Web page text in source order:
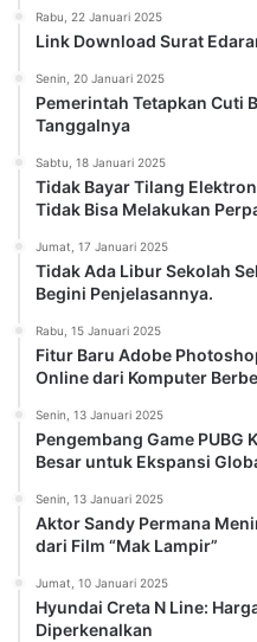
Rabu, 22 Januari 2025
Link Download Surat
Senin, 20 Januari 2025
Pemerintah Tetapkan Cuti
Tanggalnya
Sabtu, 18 Januari 2025
Tidak Bayar Tilang
Tidak Bisa Melakukan
Jumat, 17 Januari 2025
Tidak Ada Libur Sekolah
Begini Penjelasannya.
Rabu, 15 Januari 2025
Fitur Baru Adobe
Online dari Komputer
Senin, 13 Januari 2025
Pengembang Game PUBG
Besar untuk Ekspansi
Senin, 13 Januari 2025
Aktor Sandy Permana
dari Film “Mak Lampir”
Jumat, 10 Januari 2025
Hyundai Creta N Line:
Diperkenalkan